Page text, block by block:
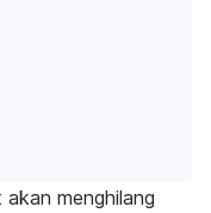
menghilang